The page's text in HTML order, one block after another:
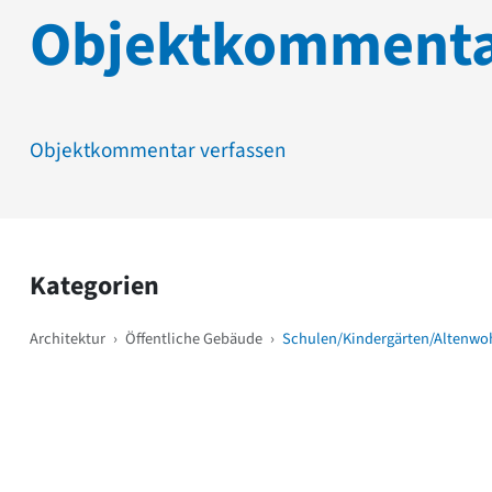
Objektkommentar verfassen
Kategorien
Architektur › Öffentliche Gebäude › Schulen/Kindergärten/